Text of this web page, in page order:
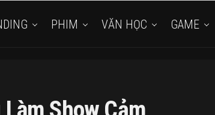
PHIM VĂN HỌC GAME